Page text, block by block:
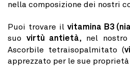
nella composizione dei nostri
Puoi trovare il vitamina B3
suo virtù antietà, nel nostro
Ascorbile tetraisopalmitato (
apprezzato per le sue